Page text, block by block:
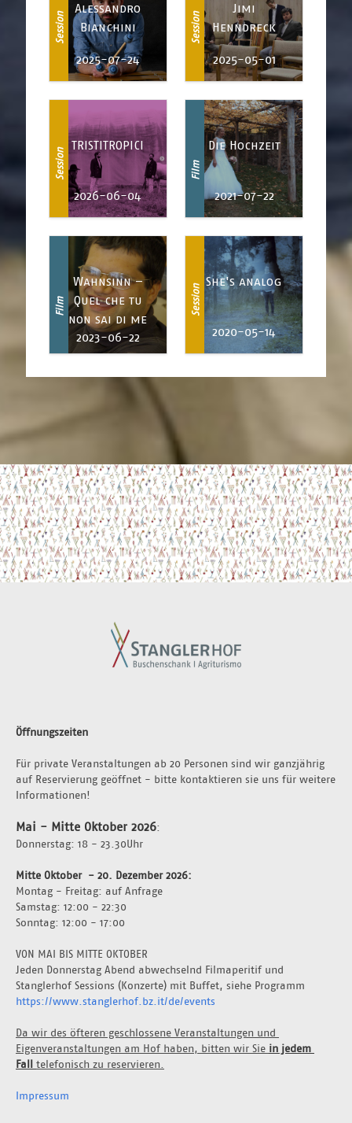
Session
Alessandro
Bianchini
2025-07-24
Session
Jimi
Henndreck
2025-05-01
Session
TRISTITROPICI
2026-06-04
Film
Die Hochzeit
2021-07-22
Film
Wahnsinn –
Quel che tu
non sai di me
2023-06-22
Session
She's analog
2020-05-14
Öffnungszeiten
Für private Veranstaltungen ab 20 Personen sind wir ganzjährig
auf Reservierung geöffnet - bitte kontaktieren sie uns für weitere
Informationen!
Mai - Mitte Oktober 2026:
Donnerstag: 18 - 23.30Uhr
Mitte Oktober  - 20. Dezember 2026:
Montag - Freitag: auf Anfrage
Samstag: 12:00 - 22:30
Sonntag: 12:00 - 17:00
VON MAI BIS MITTE OKTOBER
Jeden Donnerstag Abend abwechselnd Filmaperitif und
https://www.stanglerhof.bz.it/de/events
Da wir des öfteren geschlossene Veranstaltungen und
Eigenveranstaltungen am Hof haben, bitten wir Sie in jedem
Fall telefonisch zu reservieren.
Impressum